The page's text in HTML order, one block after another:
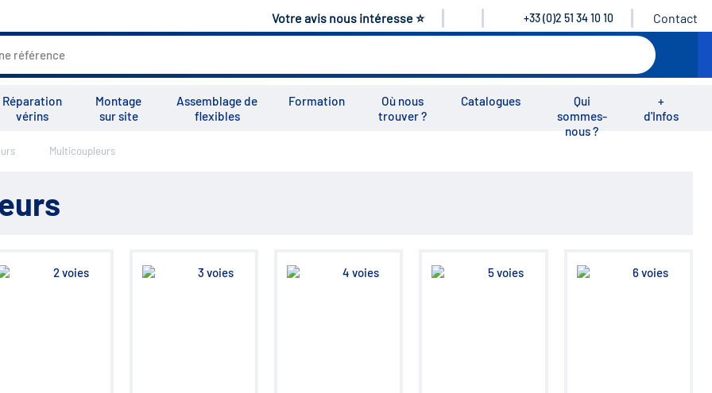
Votre avis nous intéresse ⭐ +33 (0)2 51 34 10 10 Contact
Réparation
vérins
Montage
sur site
Assemblage de
flexibles
Formation
Où nous
trouver ?
Catalogues
Qui
sommes-
nous ?
+
d'Infos
Tous les services
Multicoupleurs